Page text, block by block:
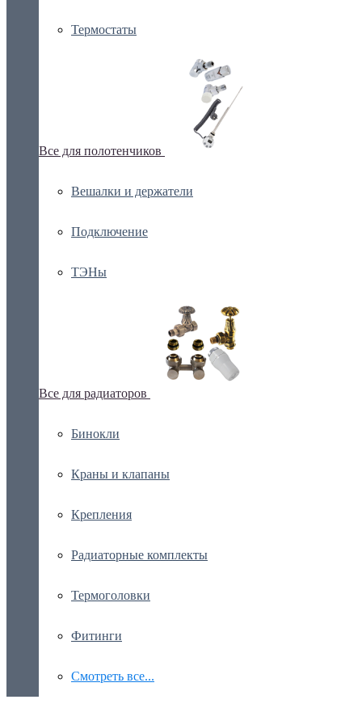
Термостаты
Все для полотенчиков
Вешалки и держатели
Подключение
ТЭНы
Все для радиаторов
Бинокли
Краны и клапаны
Крепления
Радиаторные комплекты
Термоголовки
Фитинги
Смотреть все...